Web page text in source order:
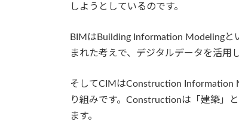
しようとしているのです。
BIMはBuilding Information Modelingと
まれた考えで、デジタルデータを活用
そしてCIMはConstruction Information
り組みです。Constructionは「建築」
ます。